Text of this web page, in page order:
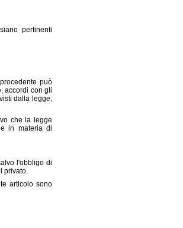
pertinenti
può
accordi con gli
dalla legge,
che la legge
in materia di
l'obbligo di
privato.
articolo sono